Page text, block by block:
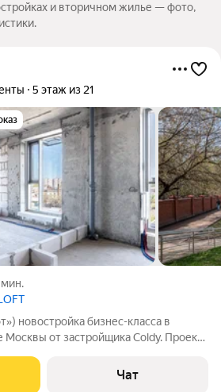
и вторичном жилье — фото,
5 этаж из 21
мин.
в
от застройщика Coldy. Проект
АРЕНАМИ по стандартам НХЛ.
для настоящих
Чат